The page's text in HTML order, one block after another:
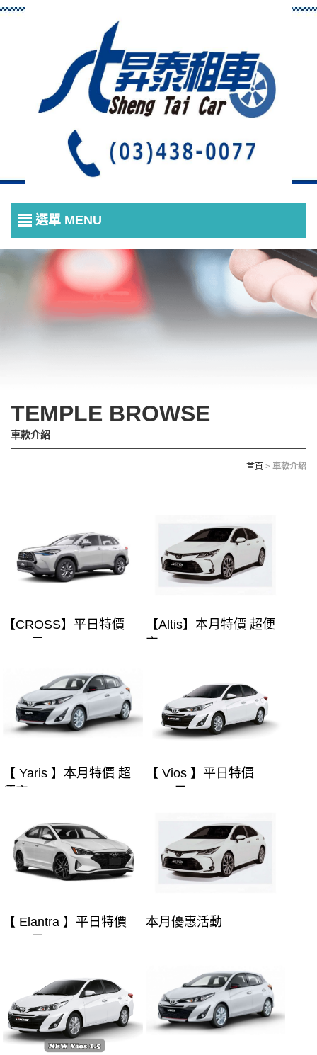
選單 MENU
TEMPLE BROWSE
車款介紹
首頁 > 車款介紹
【CROSS】平日特價
【Altis】本月特價 超便
宜
【 Yaris 】本月特價 超
便宜
【 Vios 】平日特價
【 Elantra 】平日特價
本月優惠活動